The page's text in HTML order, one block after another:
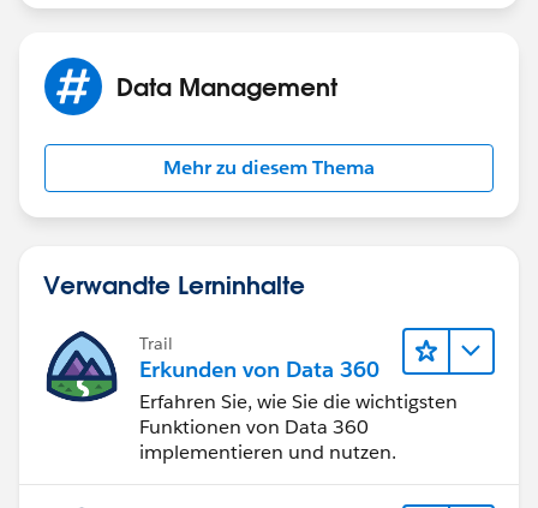
Data Management
Mehr zu diesem Thema
Verwandte Lerninhalte
Trail
Erkunden von Data 360
Erfahren Sie, wie Sie die wichtigsten
Funktionen von Data 360
implementieren und nutzen.